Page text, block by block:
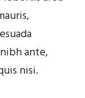
ante,
nisi.